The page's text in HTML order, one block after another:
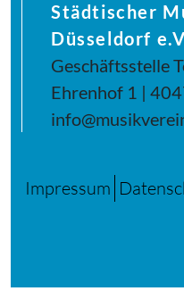
Städtischer
Düsseldorf
Geschäftsstelle
Ehrenhof 1 |
Impressum